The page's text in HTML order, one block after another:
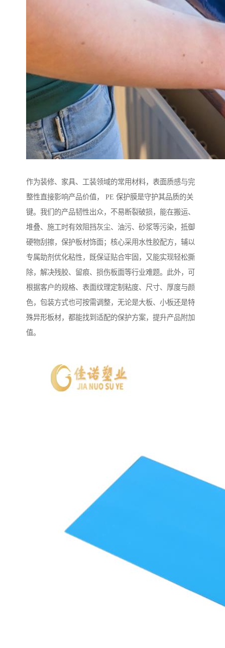
作为装修、家具、工装领域的常用材料，表面质感与完
整性直接影响产品价值， PE 保护膜是守护其品质的关
键。我们的产品韧性出众，不易断裂破损，能在搬运、
堆叠、施工时有效阻挡灰尘、油污、砂浆等污染，抵御
硬物刮擦，保护板材饰面；核心采用水性胶配方，辅以
专属助剂优化粘性，既保证贴合牢固，又能实现轻松撕
除，解决残胶、留痕、损伤板面等行业难题。此外，可
根据客户的规格、表面纹理定制粘度、尺寸、厚度与颜
色，包装方式也可按需调整，无论是大板、小板还是特
殊异形板材，都能找到适配的保护方案，提升产品附加
值。